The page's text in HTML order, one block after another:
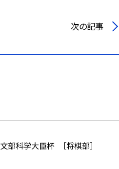
次の記事
文部科学大臣杯 ［将棋部］